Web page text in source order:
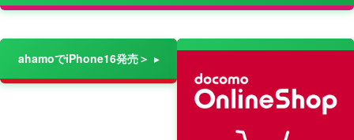
ahamoでiPhone16発売＞